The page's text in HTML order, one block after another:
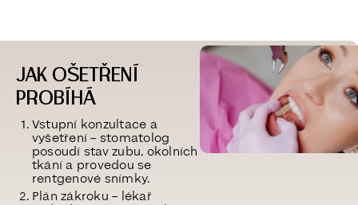
JAK OŠETŘENÍ
PROBÍHÁ
Vstupní konzultace a
vyšetření– stomatolog
posoudí stav zubu, okolních
tkání a provedou se
rentgenové snímky.
Plán zákroku – lékař